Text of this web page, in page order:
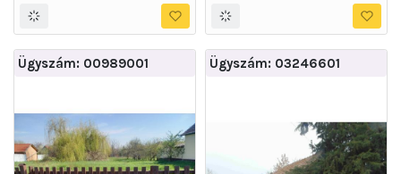
Ügyszám: 00989001 Ügyszám: 03246601